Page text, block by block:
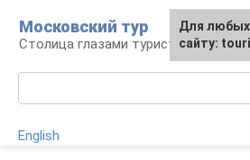
контенту
Московский тур
Столица глазами туриста
English
Для
сайту: